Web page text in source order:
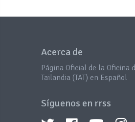
Acerca de
Página Oficial de la Oficina
Tailandia (TAT) en Español
Síguenos en rrss